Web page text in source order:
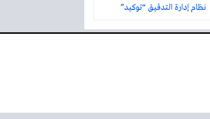
نظام إدارة التدقيق “توكيد”